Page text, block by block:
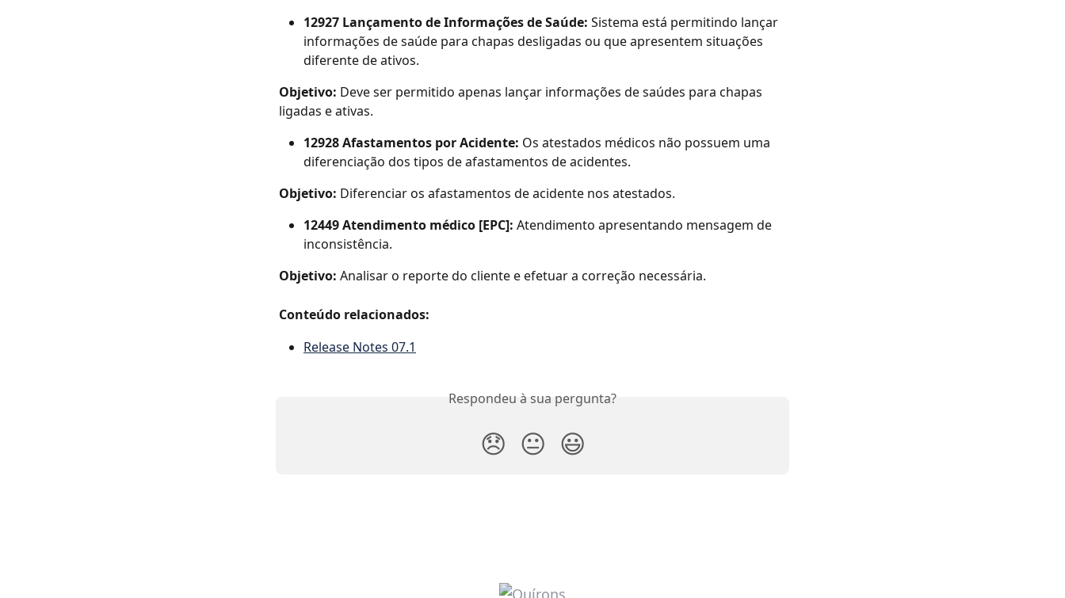
12927 Lançamento de Informações de Saúde: Sistema está permitindo lançar
informações de saúde para chapas desligadas ou que apresentem situações
diferente de ativos.
Objetivo: Deve ser permitido apenas lançar informações de saúdes para chapas
ligadas e ativas.
12928 Afastamentos por Acidente: Os atestados médicos não possuem uma
diferenciação dos tipos de afastamentos de acidentes.
Objetivo: Diferenciar os afastamentos de acidente nos atestados.
12449 Atendimento médico [EPC]: Atendimento apresentando mensagem de
inconsistência.
Objetivo: Analisar o reporte do cliente e efetuar a correção necessária.
Conteúdo relacionados:
Release Notes 07.1
Respondeu à sua pergunta?
😞 😐 😃